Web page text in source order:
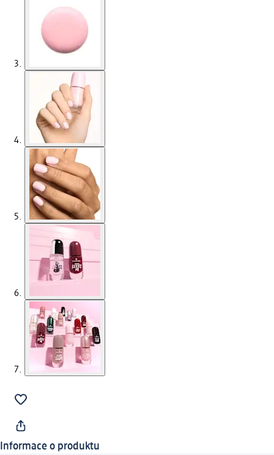
Informace o produktu